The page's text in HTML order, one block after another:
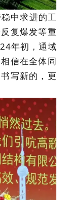
中求进的工
复爆发等重
年初，通域
信在全体同
书写新的，更